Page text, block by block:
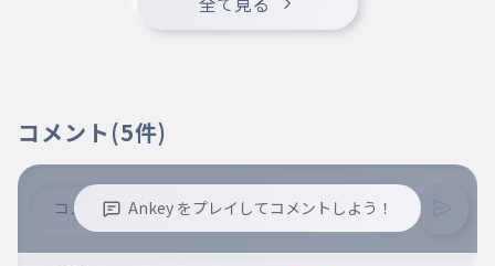
コメント (5件)
Ankey をプレイしてコメントしよう！